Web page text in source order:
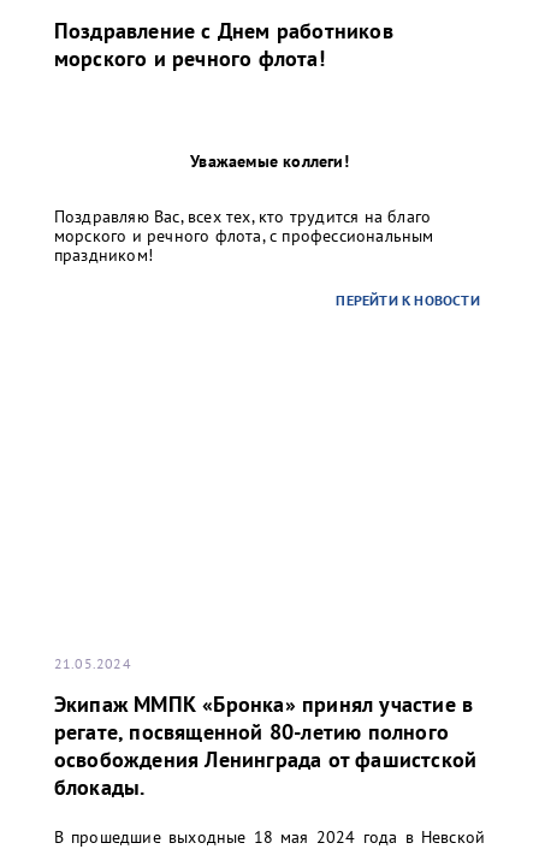
Поздравление с Днем работников
морского и речного флота!
Уважаемые коллеги!
Поздравляю Вас, всех тех, кто трудится на благо
морского и речного флота, с профессиональным
праздником!
ПЕРЕЙТИ К НОВОСТИ
21.05.2024
Экипаж ММПК «Бронка» принял участие в
регате, посвященной 80-летию полного
освобождения Ленинграда от фашистской
блокады.
В прошедшие выходные 18 мая 2024 года в Невской